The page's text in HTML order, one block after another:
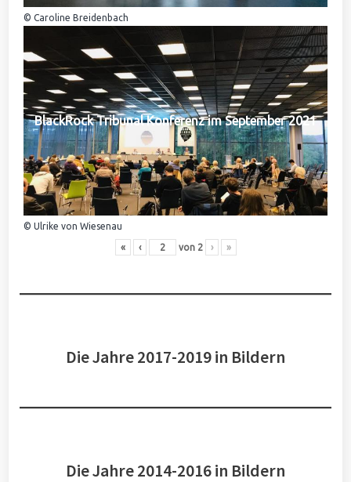
© Caroline Breidenbach
BlackRock Tribunal Konferenz im September 2021
© Ulrike von Wiesenau
« ‹ von 2 › »
Die Jahre 2017-2019 in Bildern
Die Jahre 2014-2016 in Bildern